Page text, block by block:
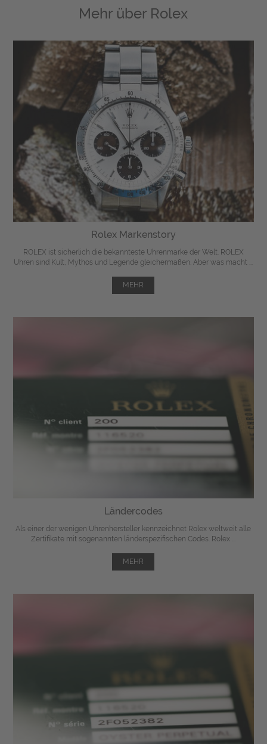
Mehr über Rolex
Rolex Markenstory
ROLEX ist sicherlich die bekannteste Uhrenmarke der Welt. ROLEX
Uhren sind Kult, Mythos und Legende gleichermaßen. Aber was macht ...
MEHR
Ländercodes
Als einer der wenigen Uhrenhersteller kennzeichnet Rolex weltweit alle
Zertifikate mit sogenannten länderspezifischen Codes. Rolex ...
MEHR